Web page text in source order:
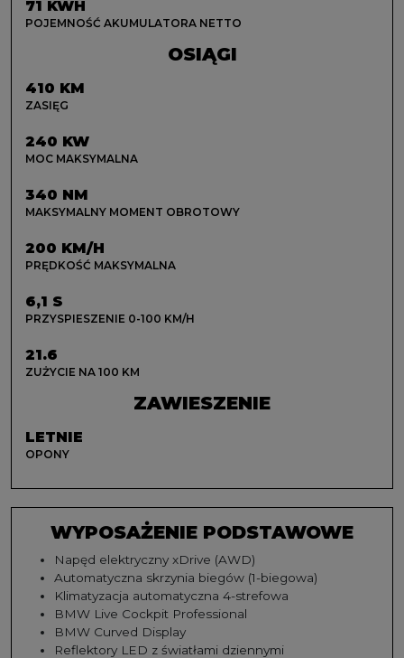
71 KWH
POJEMNOŚĆ AKUMULATORA NETTO
OSIĄGI
410 KM
ZASIĘG
240 KW
MOC MAKSYMALNA
340 NM
MAKSYMALNY MOMENT OBROTOWY
200 KM/H
PRĘDKOŚĆ MAKSYMALNA
6,1 S
PRZYSPIESZENIE 0-100 KM/H
21.6
ZUŻYCIE NA 100 KM
ZAWIESZENIE
LETNIE
OPONY
WYPOSAŻENIE PODSTAWOWE
Napęd elektryczny xDrive (AWD)
Automatyczna skrzynia biegów (1-biegowa)
Klimatyzacja automatyczna 4-strefowa
BMW Live Cockpit Professional
BMW Curved Display
Reflektory LED z światłami dziennymi